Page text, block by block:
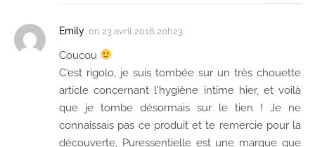
Emily on 23 avril 2016 20h23
Coucou
C'est rigolo, je suis tombée sur un très chouette
article concernant l'hygiène intime hier, et voilà
que je tombe désormais sur le tien ! Je ne
connaissais pas ce produit et te remercie pour la
découverte, Puressentielle est une marque que